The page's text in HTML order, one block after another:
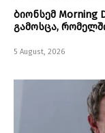
ბიონსემ Morning
გამოსცა,
5 August, 2026